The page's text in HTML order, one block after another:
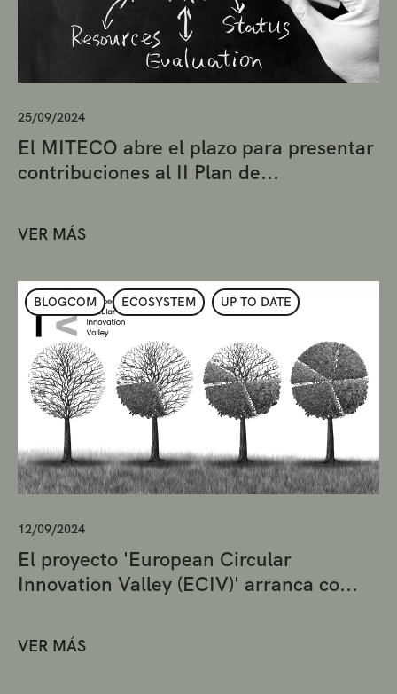
25/09/2024
El MITECO abre el plazo para presentar
contribuciones al II Plan de...
VER MÁS
BLOGCOM ECOSYSTEM UP TO DATE
12/09/2024
El proyecto 'European Circular
Innovation Valley (ECIV)' arranca co...
VER MÁS